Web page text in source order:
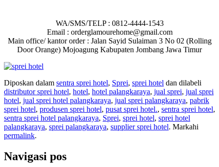
WA/SMS/TELP : 0812-4444-1543
Email : orderglamourehome@gmail.com
Main office/ kantor order : Jalan Sayid Sulaiman 3 No 02 (Rolling
Door Orange) Mojoagung Kabupaten Jombang Jawa Timur
Diposkan dalam sentra sprei hotel, Sprei, sprei hotel dan dilabeli
distributor sprei hotel, hotel, hotel palangkaraya, jual sprei, jual sprei
hotel, jual sprei hotel palangkaraya, jual sprei palangkaraya, pabrik
sprei hotel, produsen sprei hotel, pusat sprei hotel., sentra sprei hotel,
sentra sprei hotel palangkaraya, Sprei, sprei hotel, sprei hotel
palangkaraya, sprei palangkaraya, supplier sprei hotel. Markahi
permalink.
Navigasi pos